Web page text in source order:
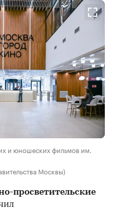
и юношеских фильмов им.
Москвы)
просветительские